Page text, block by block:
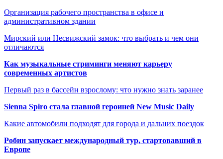
Организация рабочего пространства в офисе и
административном здании
Мирский или Несвижский замок: что выбрать и чем они
отличаются
Как музыкальные стриминги меняют карьеру
современных артистов
Первый раз в бассейн взрослому: что нужно знать заранее
Sienna Spiro стала главной героиней New Music Daily
Какие автомобили подходят для города и дальних поездок
Робин запускает международный тур, стартовавший в
Европе